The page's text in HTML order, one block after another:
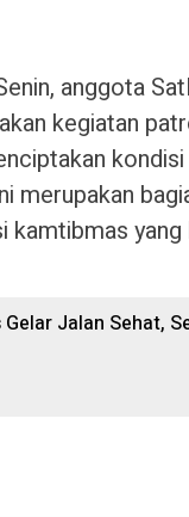
anggota
kegiatan
kondisi
merupakan
kamtibmas
Jalan Sehat,